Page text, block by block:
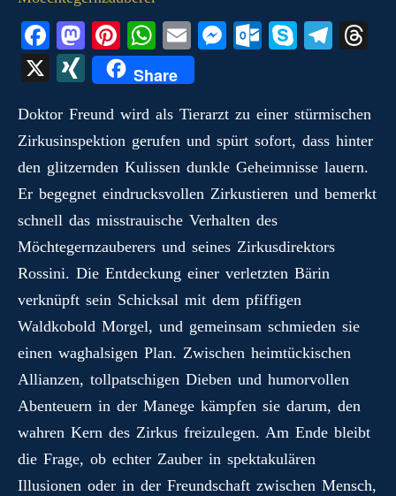
Fa
ce
bo
ok
M
as
to
do
n
Pi
nt
er
es
t
W
ha
ts
A
pp
E
m
ail
M
ng
er
O
ok
.c
o
m
S
Te
a
m
ds
X
X
N
G
Share
Doktor Freund wird als Tierarzt zu einer stürmischen
Zirkusinspektion gerufen und spürt sofort, dass hinter
den glitzernden Kulissen dunkle Geheimnisse lauern.
Er begegnet eindrucksvollen Zirkustieren und bemerkt
schnell das misstrauische Verhalten des
Möchtegernzauberers und seines Zirkusdirektors
Rossini. Die Entdeckung einer verletzten Bärin
verknüpft sein Schicksal mit dem pfiffigen
Waldkobold Morgel, und gemeinsam schmieden sie
einen waghalsigen Plan. Zwischen heimtückischen
Allianzen, tollpatschigen Dieben und humorvollen
Abenteuern in der Manege kämpfen sie darum, den
wahren Kern des Zirkus freizulegen. Am Ende bleibt
die Frage, ob echter Zauber in spektakulären
Illusionen oder in der Freundschaft zwischen Mensch,